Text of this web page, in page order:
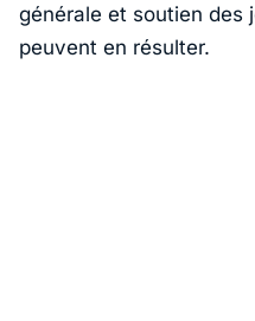
générale et soutien des
peuvent en résulter.